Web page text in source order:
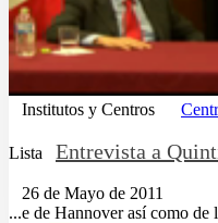
Institutos y Centros
Lista Entrevista a
26 de Mayo de 2011
...e de Hannover así como de